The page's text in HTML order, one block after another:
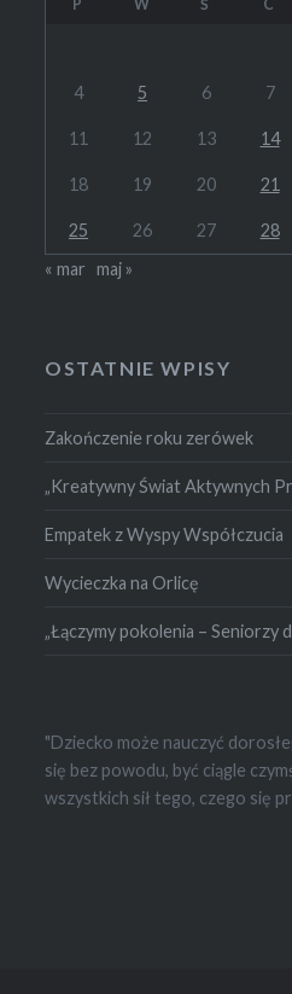
P W Ś C
4 5 6 7
11 12 13 14
18 19 20 21
25 26 27 28
« mar maj »
OSTATNIE WPISY
Zakończenie roku zerówek
„Kreatywny Świat Aktywnych
Empatek z Wyspy Współczucia
Wycieczka na Orlicę
„Łączymy pokolenia – Seniorzy
"Dziecko może nauczyć
się bez powodu, być ciągle
wszystkich sił tego, czego się